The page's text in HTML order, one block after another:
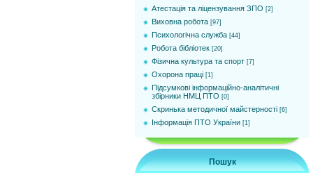
Атестація та ліцензування ЗПО [2]
Виховна робота [97]
Психологічна служба [44]
Робота бібліотек [20]
Фізична культура та спорт [7]
Охорона праці [1]
Підсумкові інформаційно-аналітичні
збірники НМЦ ПТО [0]
Cкринька методичної майстерності [6]
Інформація ПТО України [1]
Пошук